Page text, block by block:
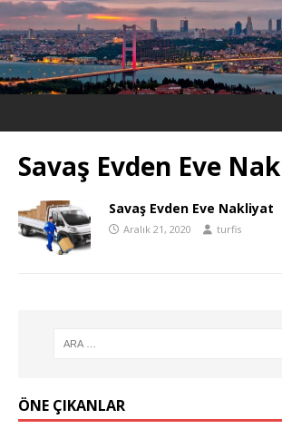
Savaş Evden Eve
Savaş Evden Eve Nakliyat
Aralık 21, 2020 turfis
ÖNE ÇIKANLAR